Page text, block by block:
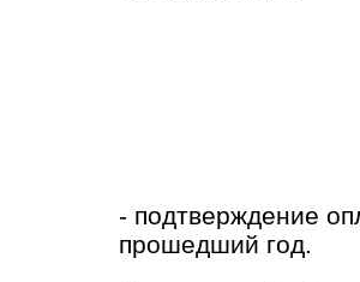
- подтверждение
прошедший год.